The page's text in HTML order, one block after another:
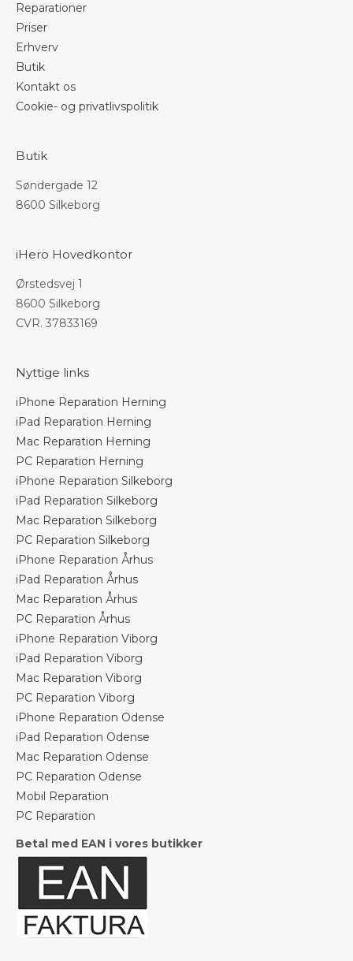
Reparationer
Priser
Erhverv
Butik
Kontakt os
Cookie- og privatlivspolitik
Butik
Søndergade 12
8600 Silkeborg
iHero Hovedkontor
Ørstedsvej 1
8600 Silkeborg
CVR. 37833169
Nyttige links
iPhone Reparation Herning
iPad Reparation Herning
Mac Reparation Herning
PC Reparation Herning
iPhone Reparation Silkeborg
iPad Reparation Silkeborg
Mac Reparation Silkeborg
PC Reparation Silkeborg
iPhone Reparation Århus
iPad Reparation Århus
Mac Reparation Århus
PC Reparation Århus
iPhone Reparation Viborg
iPad Reparation Viborg
Mac Reparation Viborg
PC Reparation Viborg
iPhone Reparation Odense
iPad Reparation Odense
Mac Reparation Odense
PC Reparation Odense
Mobil Reparation
PC Reparation
Betal med EAN i vores butikker